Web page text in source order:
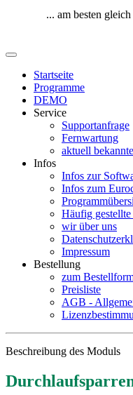
... am besten
Startseite
Programme
DEMO
Service
Supportanfrage
Fernwartung
aktuell
Infos
Infos zur
Infos zum
Häufig gestellte
wir über uns
Impressum
Bestellung
zum
Preisliste
AGB -
Beschreibung des Moduls